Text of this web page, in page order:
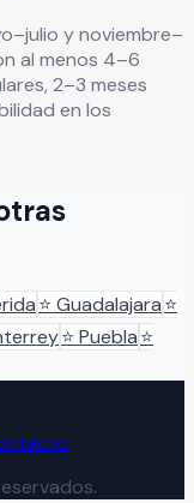
y noviembre–
al menos 4–6
2–3 meses
en los
⭐ Guadalajara⭐
⭐ Puebla⭐